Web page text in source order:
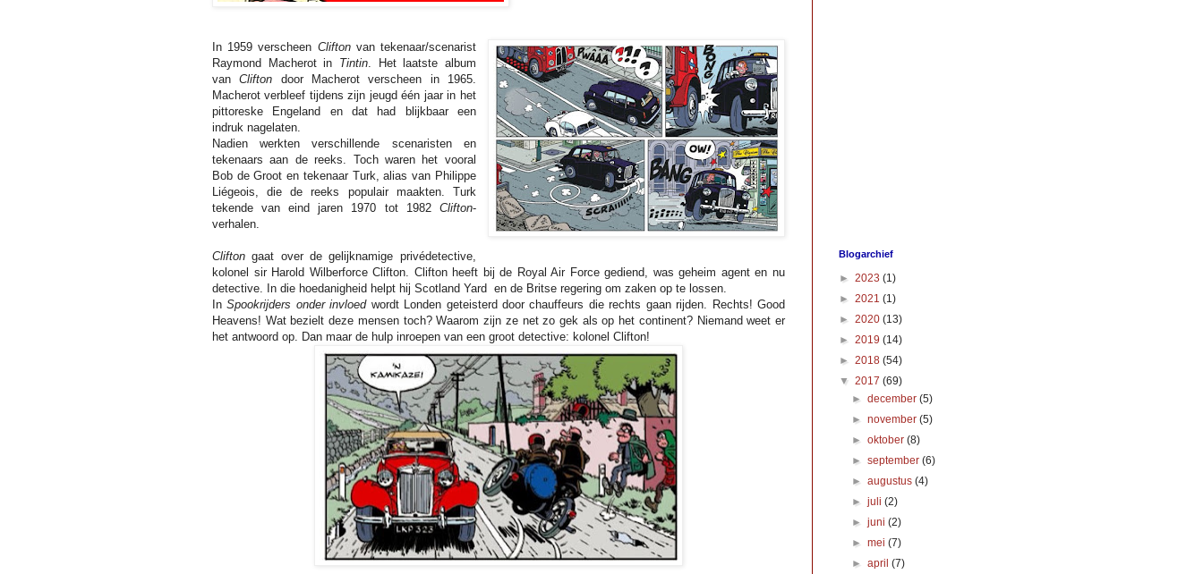
In 1959 verscheen Cliftonvan tekenaar/scenarist
Raymond Macherot in Tintin. Het laatste album
vanClifton door Macherot verscheen in 1965.
Macherot verbleef tijdens zijn jeugd één jaar in het
pittoreske Engeland en dat had blijkbaar een
indruk nagelaten.
Nadien werkten verschillende scenaristen en
tekenaars aan de reeks. Toch waren het vooral
Bob de Groot en tekenaar Turk, alias van Philippe
Liégeois, die de reeks populair maakten. Turk
tekende van eind jaren 1970 tot 1982 Clifton-
verhalen.
Clifton gaat over de gelijknamige privédetective,
kolonel sir Harold Wilberforce Clifton. Clifton heeft bij de Royal Air Force gediend, was geheim agent en nu
detective. In die hoedanigheid helpt hij Scotland Yard en de Britse regering om zaken op te lossen.
InSpookrijders onder invloedwordt Londen geteisterd door chauffeurs die rechts gaan rijden. Rechts! Good
Heavens! Wat bezielt deze mensen toch? Waarom zijn ze net zo gek als op het continent? Niemand weet er
het antwoord op. Dan maar de hulp inroepen van een groot detective: kolonel Clifton!
Blogarchief
► 2023 (1)
► 2021 (1)
► 2020 (13)
► 2019 (14)
► 2018 (54)
▼ 2017 (69)
►december(5)
►november(5)
►oktober(8)
►september(6)
►augustus(4)
►juli(2)
►juni(2)
►mei(7)
►april(7)